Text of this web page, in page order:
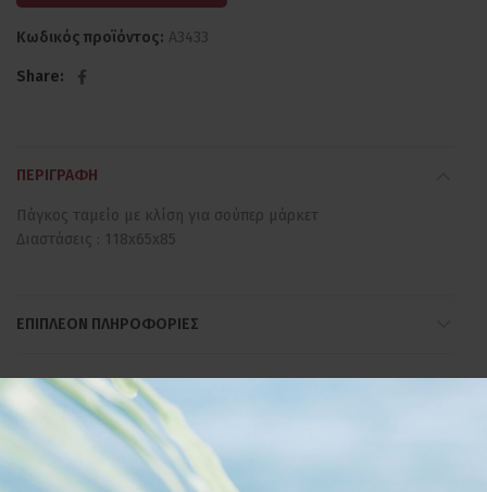
Κωδικός προϊόντος: Α3433
Share
ΠΕΡΙΓΡΑΦΉ
Πάγκος ταμείο με κλίση για σούπερ μάρκετ
Διαστάσεις : 118x65x85
ΕΠΙΠΛΈΟΝ ΠΛΗΡΟΦΟΡΊΕΣ
ΣΧΕΤΙΚΆ ΠΡΟΪΌΝΤΑ